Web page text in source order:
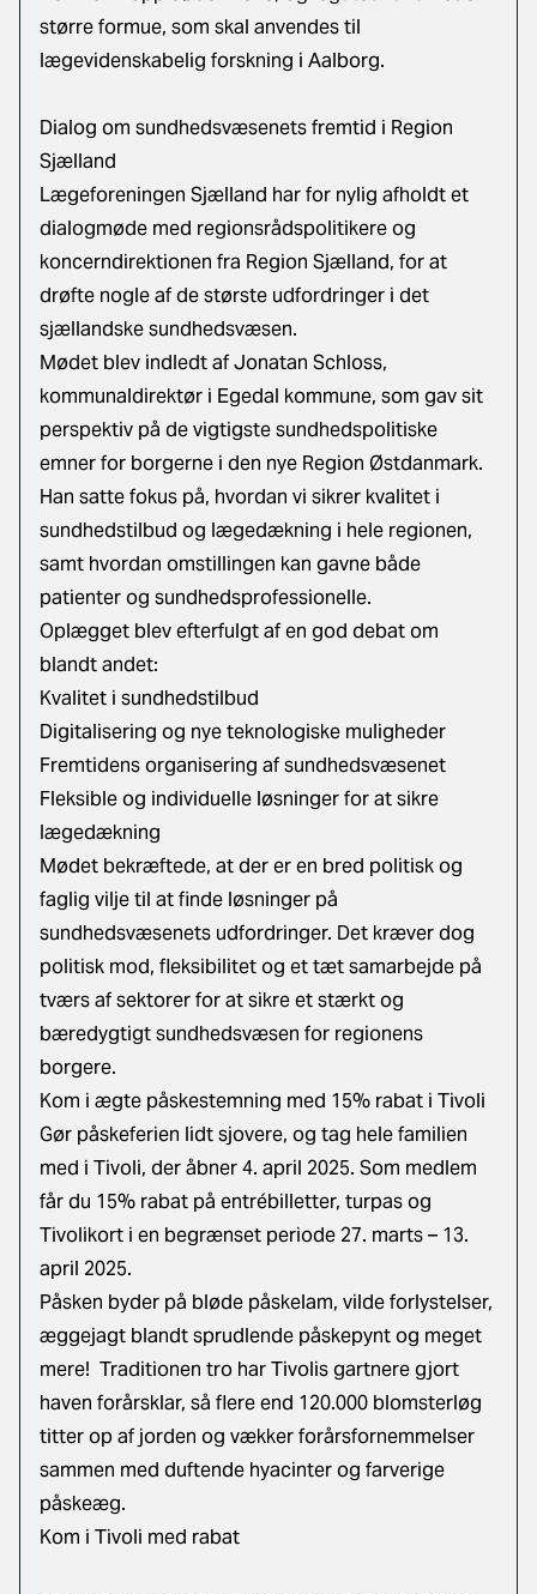
større formue, som skal anvendes til
lægevidenskabelig forskning i Aalborg.
Dialog om sundhedsvæsenets fremtid i Region
Sjælland
Lægeforeningen Sjælland har for nylig afholdt et
dialogmøde med regionsrådspolitikere og
koncerndirektionen fra Region Sjælland, for at
drøfte nogle af de største udfordringer i det
sjællandske sundhedsvæsen.
Mødet blev indledt af Jonatan Schloss,
kommunaldirektør i Egedal kommune, som gav sit
perspektiv på de vigtigste sundhedspolitiske
emner for borgerne i den nye Region Østdanmark.
Han satte fokus på, hvordan vi sikrer kvalitet i
sundhedstilbud og lægedækning i hele regionen,
samt hvordan omstillingen kan gavne både
patienter og sundhedsprofessionelle.
Oplægget blev efterfulgt af en god debat om
blandt andet:
Kvalitet i sundhedstilbud
Digitalisering og nye teknologiske muligheder
Fremtidens organisering af sundhedsvæsenet
Fleksible og individuelle løsninger for at sikre
lægedækning
Mødet bekræftede, at der er en bred politisk og
faglig vilje til at finde løsninger på
sundhedsvæsenets udfordringer. Det kræver dog
politisk mod, fleksibilitet og et tæt samarbejde på
tværs af sektorer for at sikre et stærkt og
bæredygtigt sundhedsvæsen for regionens
borgere.
Kom i ægte påskestemning med 15% rabat i Tivoli
Gør påskeferien lidt sjovere, og tag hele familien
med i Tivoli, der åbner 4. april 2025. Som medlem
får du 15% rabat på entrébilletter, turpas og
Tivolikort i en begrænset periode 27. marts – 13.
april 2025.
Påsken byder på bløde påskelam, vilde forlystelser,
æggejagt blandt sprudlende påskepynt og meget
mere! Traditionen tro har Tivolis gartnere gjort
haven forårsklar, så flere end 120.000 blomsterløg
titter op af jorden og vækker forårsfornemmelser
sammen med duftende hyacinter og farverige
påskeæg.
Kom i Tivoli med rabat